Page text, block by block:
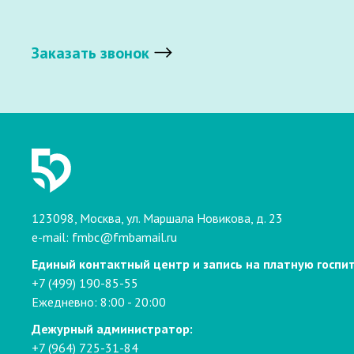
Заказать звонок
123098, Москва, ул. Маршала Новикова, д. 23
e-mail: fmbc@fmbamail.ru
Единый контактный центр и запись на платную
+7 (499) 190-85-55
Ежедневно: 8:00 - 20:00
Дежурный администратор:
+7 (964) 725-31-84